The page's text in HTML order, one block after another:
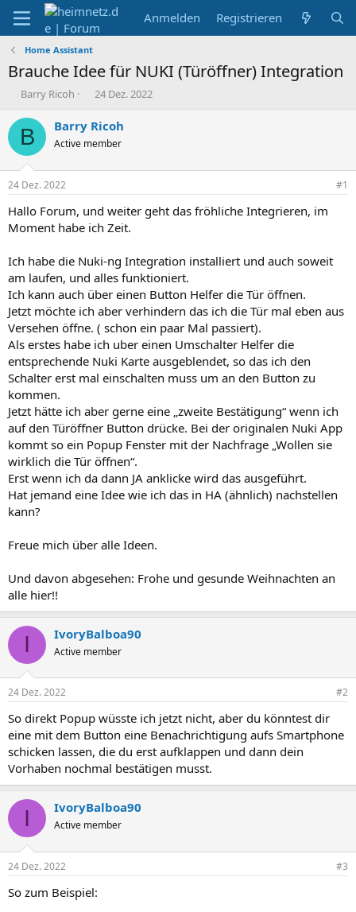
Anmelden Registrieren
Home Assistant
Brauche Idee für NUKI (Türöffner) Integration
E
s
e
r
Barry Ricoh
E
s
e
t
a
m
24 Dez. 2022
B Barry Ricoh
Active member
24 Dez. 2022 #1
Hallo Forum, und weiter geht das fröhliche Integrieren, im
Moment habe ich Zeit.
Ich habe die Nuki-ng Integration installiert und auch soweit
am laufen, und alles funktioniert.
Ich kann auch über einen Button Helfer die Tür öffnen.
Jetzt möchte ich aber verhindern das ich die Tür mal eben aus
Versehen öffne. ( schon ein paar Mal passiert).
Als erstes habe ich uber einen Umschalter Helfer die
entsprechende Nuki Karte ausgeblendet, so das ich den
Schalter erst mal einschalten muss um an den Button zu
kommen.
Jetzt hätte ich aber gerne eine „zweite Bestätigung“ wenn ich
auf den Türöffner Button drücke. Bei der originalen Nuki App
kommt so ein Popup Fenster mit der Nachfrage „Wollen sie
wirklich die Tür öffnen“.
Erst wenn ich da dann JA anklicke wird das ausgeführt.
Hat jemand eine Idee wie ich das in HA (ähnlich) nachstellen
kann?
Freue mich über alle Ideen.
Und davon abgesehen: Frohe und gesunde Weihnachten an
alle hier!!
I IvoryBalboa90
Active member
24 Dez. 2022 #2
So direkt Popup wüsste ich jetzt nicht, aber du könntest dir
eine mit dem Button eine Benachrichtigung aufs Smartphone
schicken lassen, die du erst aufklappen und dann dein
Vorhaben nochmal bestätigen musst.
I IvoryBalboa90
Active member
24 Dez. 2022 #3
So zum Beispiel: